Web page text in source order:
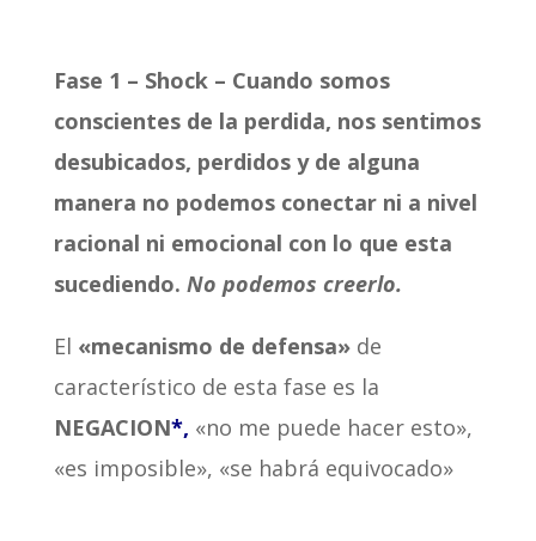
Fase 1 – Shock – Cuando somos
conscientes de la perdida, nos sentimos
desubicados, perdidos y de alguna
manera no podemos conectar ni a nivel
racional ni emocional con lo que esta
sucediendo. No podemos creerlo.
El «mecanismo de defensa»de
característico de esta fase es la
NEGACION*, «no me puede hacer esto»,
«es imposible», «se habrá equivocado»